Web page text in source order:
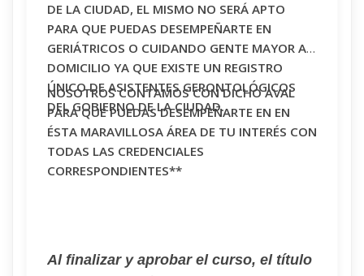
DE LA CIUDAD, EL MISMO NO SERÁ APTO
PARA QUE PUEDAS DESEMPEÑARTE EN
GERIÁTRICOS O CUIDANDO GENTE MAYOR A
DOMICILIO YA QUE EXISTE UN REGISTRO
ÚNICO DE ASISTENTES GERONTOLÓGICOS
DEL GOBIERNO DE LA CIUDAD.
NOSOTROS CONTAMOS CON DICHO AVAL
PARA QUE PUEDAS DESEMPEÑARTE EN EN
ÉSTA MARAVILLOSA ÁREA DE TU INTERÉS CON
TODAS LAS CREDENCIALES
CORRESPONDIENTES**
Al finalizar y aprobar el curso, el título